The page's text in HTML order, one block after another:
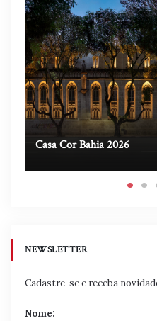
Casa Cor Bahia 2026
NEWSLETTER
Cadastre-se e receba
Nome: